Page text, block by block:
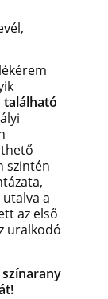
található
szintén
a
az első
uralkodó